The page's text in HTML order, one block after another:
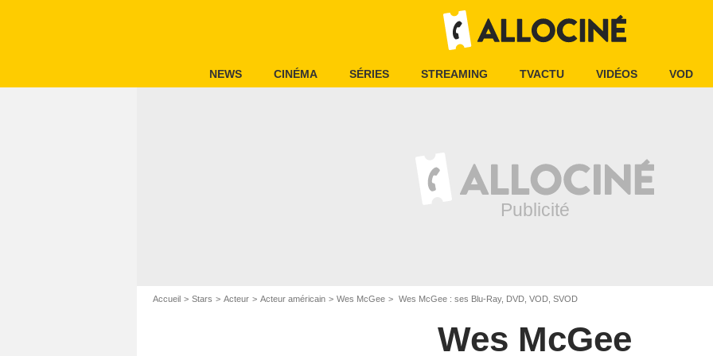
NEWS CINÉMA SÉRIES STREAMING TVACTU VIDÉOS VOD
Accueil Stars Acteur Acteur américain Wes McGee Wes McGee : ses Blu-Ray, DVD, VOD, SVOD
Wes McGee